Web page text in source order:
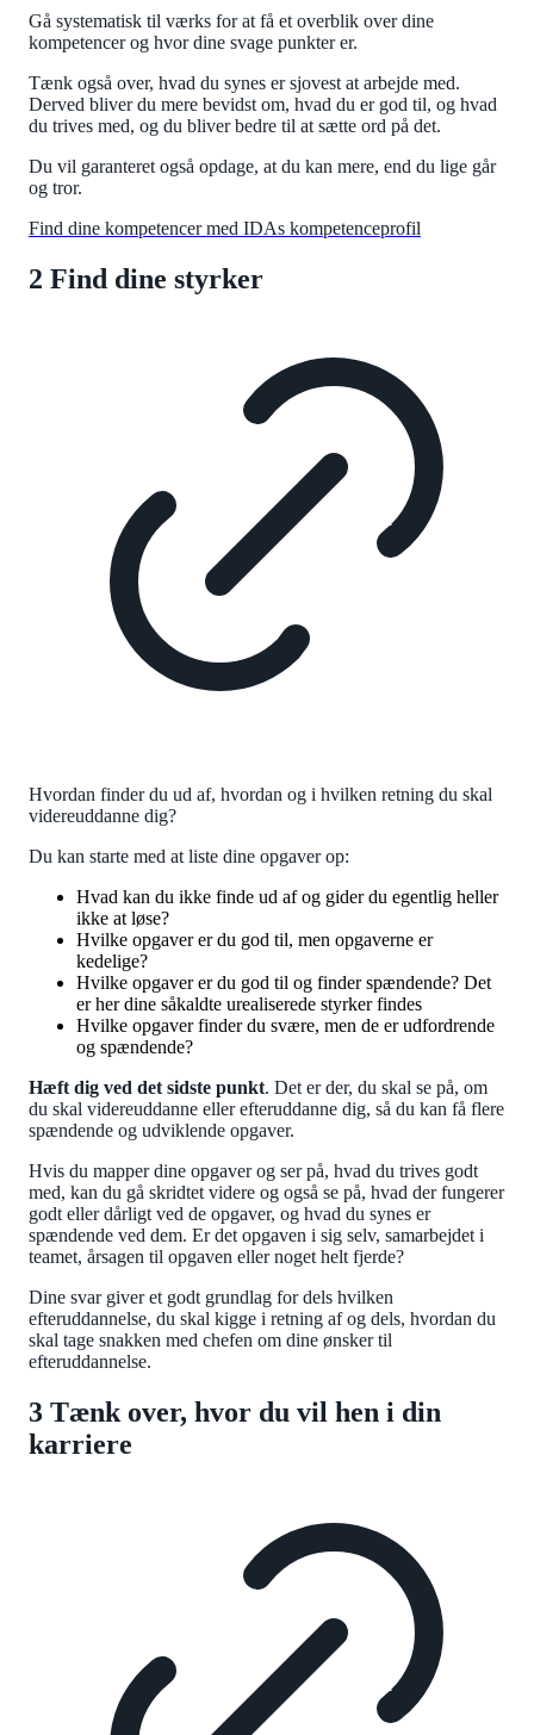
Gå systematisk til værks for at få et overblik over dine
kompetencer og hvor dine svage punkter er.
Tænk også over, hvad du synes er sjovest at arbejde med.
Derved bliver du mere bevidst om, hvad du er god til, og hvad
du trives med, og du bliver bedre til at sætte ord på det.
Du vil garanteret også opdage, at du kan mere, end du lige går
og tror.
Find dine kompetencer med IDAs kompetenceprofil
2 Find dine styrker
Hvordan finder du ud af, hvordan og i hvilken retning du skal
videreuddanne dig?
Du kan starte med at liste dine opgaver op:
Hvad kan du ikke finde ud af og gider du egentlig heller
ikke at løse?
Hvilke opgaver er du god til, men opgaverne er
kedelige?
Hvilke opgaver er du god til og finder spændende? Det
er her dine såkaldte urealiserede styrker findes
Hvilke opgaver finder du svære, men de er udfordrende
og spændende?
Hæft dig ved det sidste punkt. Det er der, du skal se på, om
du skal videreuddanne eller efteruddanne dig, så du kan få flere
spændende og udviklende opgaver.
Hvis du mapper dine opgaver og ser på, hvad du trives godt
med, kan du gå skridtet videre og også se på, hvad der fungerer
godt eller dårligt ved de opgaver, og hvad du synes er
spændende ved dem. Er det opgaven i sig selv, samarbejdet i
teamet, årsagen til opgaven eller noget helt fjerde?
Dine svar giver et godt grundlag for dels hvilken
efteruddannelse, du skal kigge i retning af og dels, hvordan du
skal tage snakken med chefen om dine ønsker til
efteruddannelse.
3 Tænk over, hvor du vil hen i din
karriere